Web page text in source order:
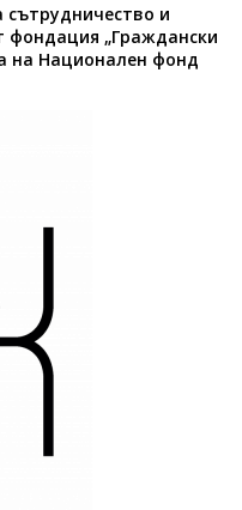
сътрудничество и
фондация „Граждански
на Национален фонд